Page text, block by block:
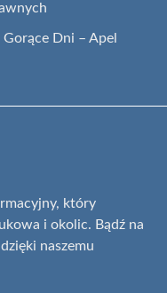
Dni – Apel
który
i okolic. Bądź na
naszemu